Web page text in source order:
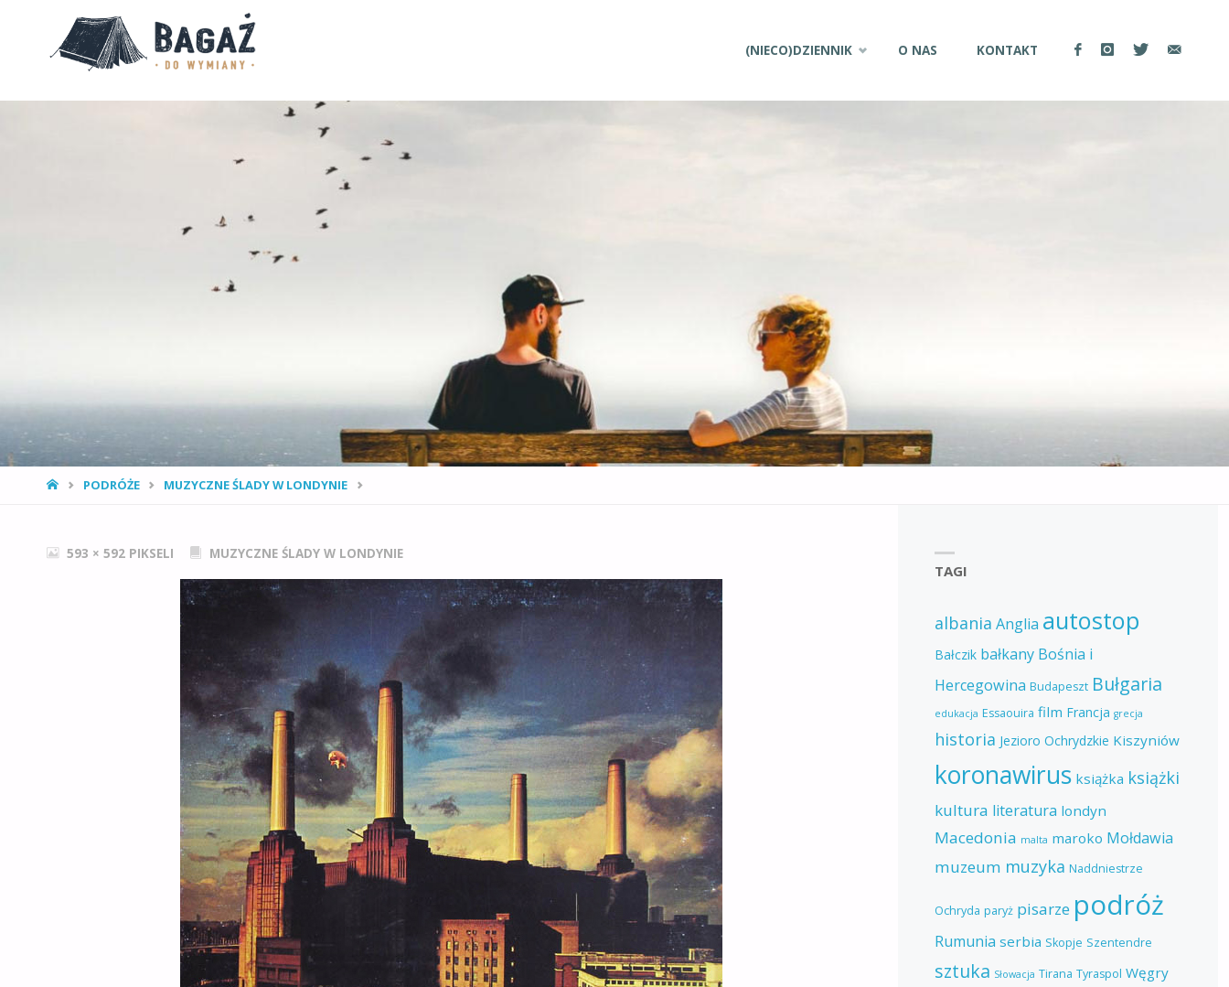
(NIECO)DZIENNIK O NAS KONTAKT
STRONA
PODRÓŻE MUZYCZNE ŚLADY W LONDYNIE
PEŁNY593 × 592 PIKSELI MUZYCZNE ŚLADY W LONDYNIE
TAGI
albania Anglia autostop
Bałczik bałkany Bośnia i
Hercegowina Budapeszt Bułgaria
edukacja Essaouira film Francja grecja
historia Jezioro Ochrydzkie Kiszyniów
koronawirus książka książki
kultura literatura londyn
Macedonia malta maroko Mołdawia
muzeum muzyka Naddniestrze
Ochryda paryż pisarze podróż
Rumunia serbia Skopje Szentendre
sztuka Słowacja Tirana Tyraspol Węgry